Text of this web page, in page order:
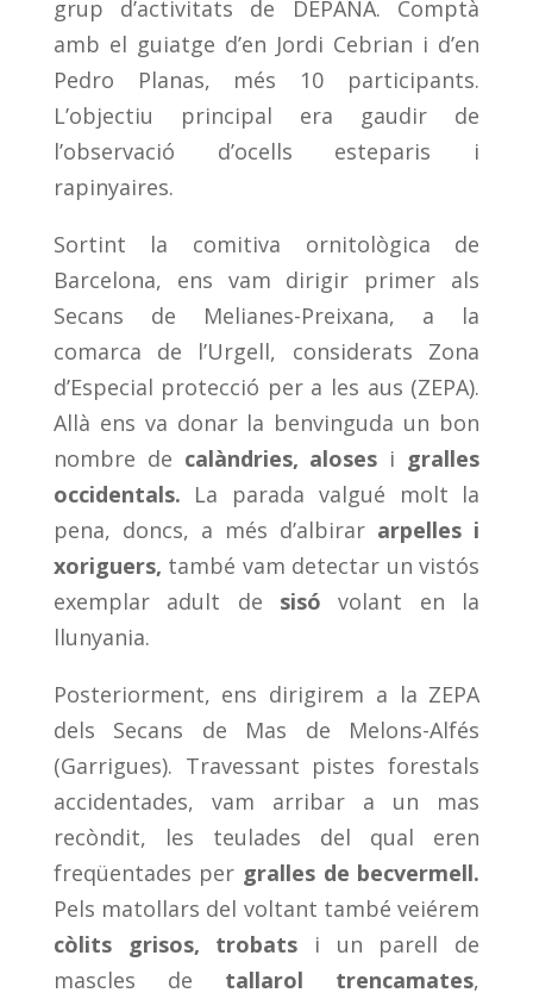
grup d’activitats de DEPANA. Comptà
amb el guiatge d’en Jordi Cebrian i d’en
Pedro Planas, més 10 participants.
L’objectiu principal era gaudir de
l’observació d’ocells esteparis i
rapinyaires.
Sortint la comitiva ornitològica de
Barcelona, ens vam dirigir primer als
Secans de Melianes-Preixana, a la
comarca de l’Urgell, considerats Zona
d’Especial protecció per a les aus (ZEPA).
Allà ens va donar la benvinguda un bon
nombre de calàndries, aloses i gralles
occidentals. La parada valgué molt la
pena, doncs, a més d’albirar arpelles i
xoriguers, també vam detectar un vistós
exemplar adult de sisó volant en la
llunyania.
Posteriorment, ens dirigirem a la ZEPA
dels Secans de Mas de Melons-Alfés
(Garrigues). Travessant pistes forestals
accidentades, vam arribar a un mas
recòndit, les teulades del qual eren
freqüentades per gralles de becvermell.
Pels matollars del voltant també veiérem
còlits grisos, trobats i un parell de
mascles de tallarol trencamates,